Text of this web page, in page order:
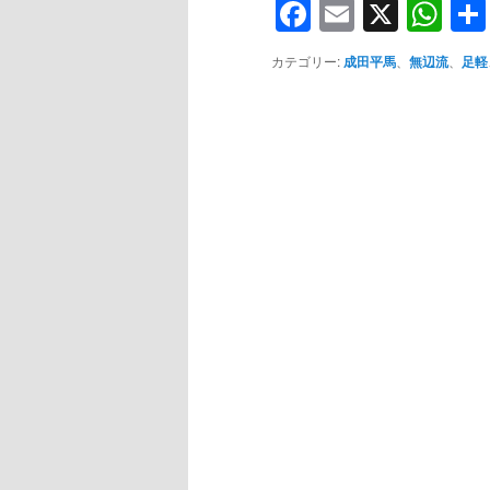
Facebook
Email
X
カテゴリー:成田平馬 無辺流、 足軽